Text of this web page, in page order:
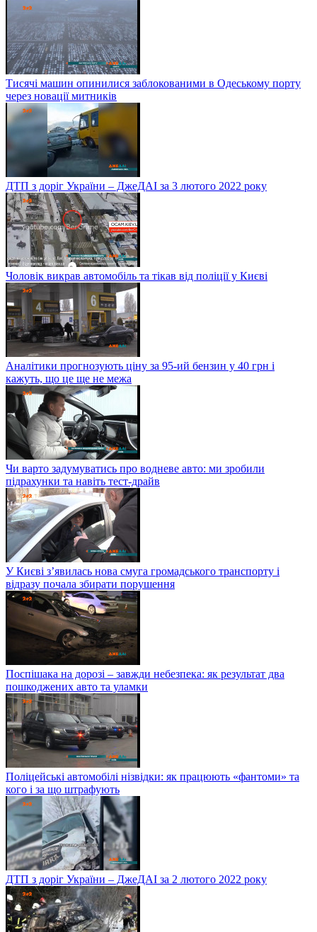
Тисячі машин опинилися заблокованими в Одеському порту
через новації митників
ДТП з доріг України – ДжеДАІ за 3 лютого 2022 року
Чоловік викрав автомобіль та тікав від поліції у Києві
Аналітики прогнозують ціну за 95-ий бензин у 40 грн і
кажуть, що це ще не межа
Чи варто задумуватись про водневе авто: ми зробили
підрахунки та навіть тест-драйв
У Києві з’явилась нова смуга громадського транспорту і
відразу почала збирати порушення
Поспішака на дорозі – завжди небезпека: як результат два
пошкоджених авто та уламки
Поліцейські автомобілі нізвідки: як працюють «фантоми» та
кого і за що штрафують
ДТП з доріг України – ДжеДАІ за 2 лютого 2022 року